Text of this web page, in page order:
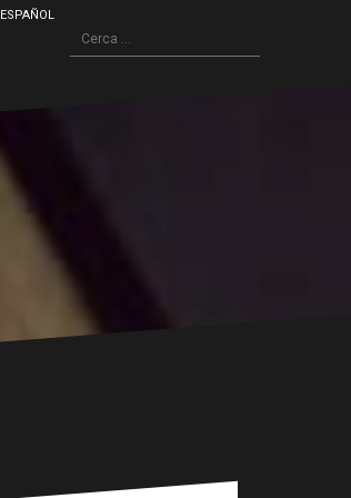
ESPAÑOL
Cerca: